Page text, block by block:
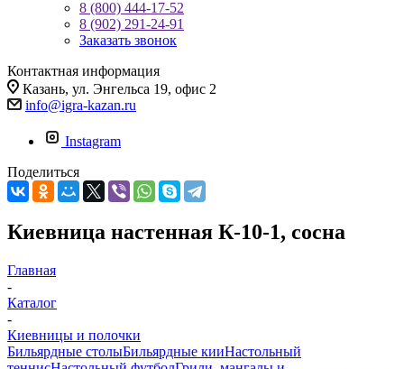
8 (800) 444-17-52
8 (902) 291-24-91
Заказать звонок
Контактная информация
Казань, ул. Энгельса 19, офис 2
info@igra-kazan.ru
Instagram
Поделиться
Киевница настенная К-10-1, сосна
Главная
-
Каталог
-
Киевницы и полочки
Бильярдные столыБильярдные кииНастольный